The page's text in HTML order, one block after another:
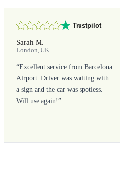
Trustpilot
Sarah M.
London, UK
“Excellent service from Barcelona
Airport. Driver was waiting with
a sign and the car was spotless.
Will use again!”